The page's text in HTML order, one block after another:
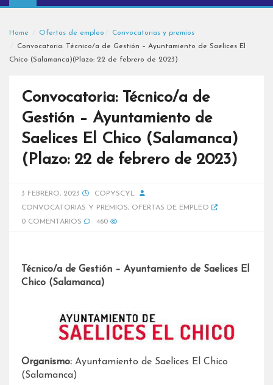
Home Ofertas de empleo
Convocatorias y premios
Convocatoria: Técnico/a de Gestión – Ayuntamiento de Saelices El
Chico (Salamanca)(Plazo: 22 de febrero de 2023)
Convocatoria: Técnico/a de
Gestión – Ayuntamiento de
Saelices El Chico (Salamanca)
(Plazo: 22 de febrero de 2023)
3 FEBRERO, 2023
COPYSCYL
CONVOCATORIAS Y PREMIOS, OFERTAS DE EMPLEO
0 COMENTARIOS
460
Técnico/a de Gestión – Ayuntamiento de Saelices El
Chico (Salamanca)
Organismo: Ayuntamiento de Saelices El Chico
(Salamanca)